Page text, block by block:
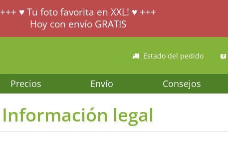
+++ ♥ Tu foto favorita en XXL! ♥ +++
Hoy con envío GRATIS
Estado del pedido
Precios Envío Consejos
Información legal